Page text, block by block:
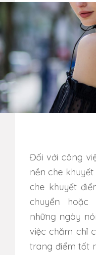
Đối với công
nền che
che khuyết
chuyển
những ngày
việc chăm chỉ
trang điểm tốt